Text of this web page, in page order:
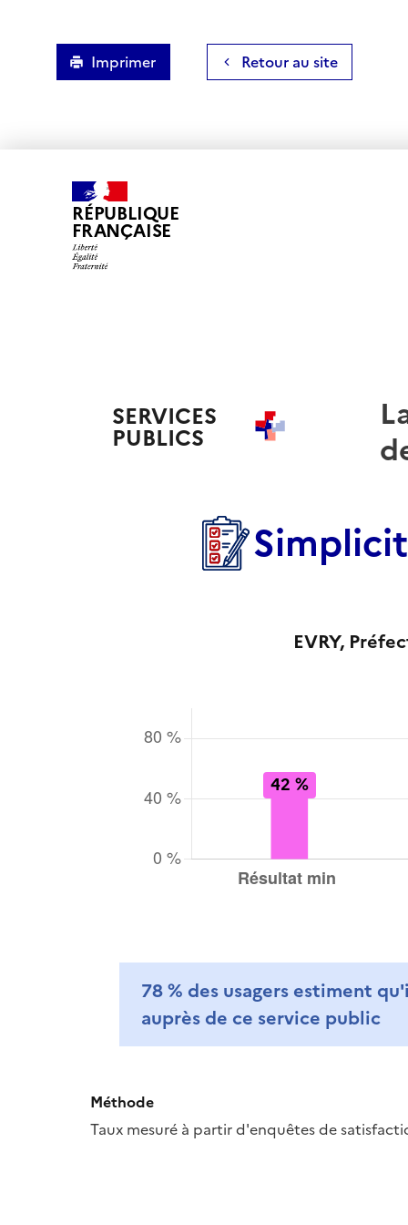
Imprimer Retour au site
RÉPUBLIQUE
FRANÇAISE
SERVICES
PUBLICS
EVRY,
78 % des usagers estiment
auprès de ce service public
Méthode
Taux mesuré à partir d'enquêtes de